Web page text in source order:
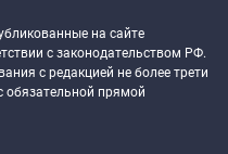
на сайте
с законодательством РФ.
с редакцией не более трети
обязательной прямой